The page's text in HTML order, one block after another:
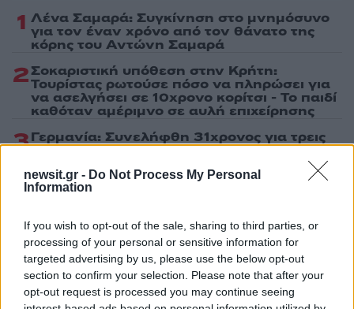
newsit.gr - Do Not Process My Personal
Information
If you wish to opt-out of the sale, sharing to third parties, or
processing of your personal or sensitive information for
targeted advertising by us, please use the below opt-out
section to confirm your selection. Please note that after your
opt-out request is processed you may continue seeing
1 Λένα Σαμαρά: Συγκίνηση στο μνημόσυνο
για τον έναν χρόνο από τον θάνατο της
κόρης του Αντώνη Σαμαρά
2Σοκαριστική υπόθεση στην Κρήτη:
Τουρίστας ρωτούσε πόσο να πληρώσει για
να ασελγήσει σε 10χρονο κορίτσι - Το παιδί
καθόταν αμέριμνο σε αυλή επιχείρησης
3Γερμανία: Συνελήφθη 31χρονος για τρεις
ανθρωποκτονίες μελών της greek mafia
4Έφυγε από τη ζωή η Χριστίνα Πιτουρά,
πρώην σύζυγος του Βασίλη Χιώτη
5στο τροχαίο στις Σέρρες με νεκρούς μητέρα
και γιο - «Ίσως κάτι απέσπασε την προσοχή
του οδηγού» λέει πραγματογνώμονας